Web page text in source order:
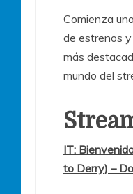
Comienza
de estrenos
más
mundo del
IT:
to Derry) –